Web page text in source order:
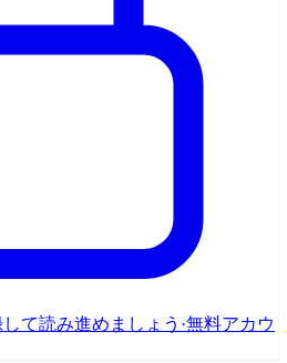
て読み進めましょう ·無料アカウ